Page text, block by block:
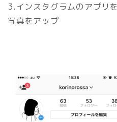
3.インスタグラムのアプリ
写真をアップ